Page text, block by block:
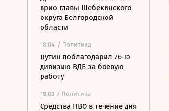
врио главы Шебекинского
округа Белгородской
области
18:04 / Политика
Путин поблагодарил 76-ю
дивизию ВДВ за боевую
работу
18:03 / Политика
Средства ПВО в течение дня